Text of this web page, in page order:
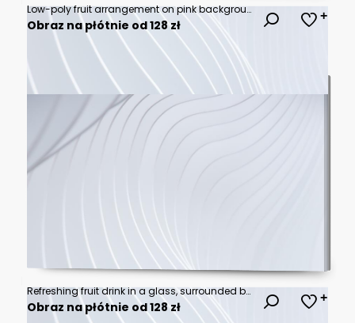
Low-poly fruit arrangement on pink background; food blog, website
Obraz na płótnie od 128 zł
Refreshing fruit drink in a glass, surrounded by berries and kiwi, on a grassy surface
Obraz na płótnie od 128 zł